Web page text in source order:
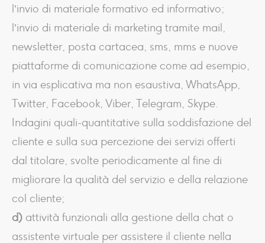
l’invio di materiale formativo ed informativo;
l’invio di materiale di marketing tramite mail,
newsletter, posta cartacea, sms, mms e nuove
piattaforme di comunicazione come ad esempio,
in via esplicativa ma non esaustiva, WhatsApp,
Twitter, Facebook, Viber, Telegram, Skype.
Indagini quali-quantitative sulla soddisfazione del
cliente e sulla sua percezione dei servizi offerti
dal titolare, svolte periodicamente al fine di
migliorare la qualità del servizio e della relazione
col cliente;
d) attività funzionali alla gestione della chat o
assistente virtuale per assistere il cliente nella